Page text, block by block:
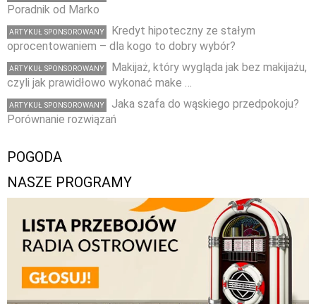
Poradnik od Marko
ARTYKUŁ SPONSOROWANY
Kredyt hipoteczny ze stałym
oprocentowaniem – dla kogo to dobry wybór?
ARTYKUŁ SPONSOROWANY
Makijaż, który wygląda jak bez makijażu,
czyli jak prawidłowo wykonać make …
ARTYKUŁ SPONSOROWANY
Jaka szafa do wąskiego przedpokoju?
Porównanie rozwiązań
POGODA
NASZE PROGRAMY